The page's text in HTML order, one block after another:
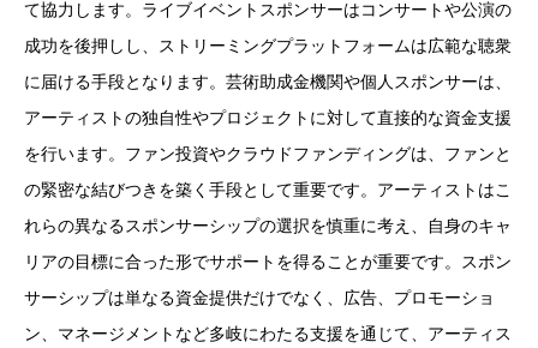
て協力します。ライブイベントスポンサーはコンサートや公演の
成功を後押しし、ストリーミングプラットフォームは広範な聴衆
に届ける手段となります。芸術助成金機関や個人スポンサーは、
アーティストの独自性やプロジェクトに対して直接的な資金支援
を行います。ファン投資やクラウドファンディングは、ファンと
の緊密な結びつきを築く手段として重要です。アーティストはこ
れらの異なるスポンサーシップの選択を慎重に考え、自身のキャ
リアの目標に合った形でサポートを得ることが重要です。スポン
サーシップは単なる資金提供だけでなく、広告、プロモーショ
ン、マネージメントなど多岐にわたる支援を通じて、アーティス